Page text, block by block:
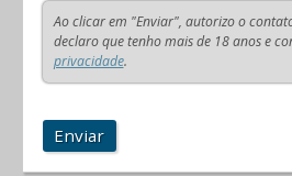
Ao clicar em "Enviar", autorizo o
declaro que tenho mais de 18 anos e
privacidade.
Enviar